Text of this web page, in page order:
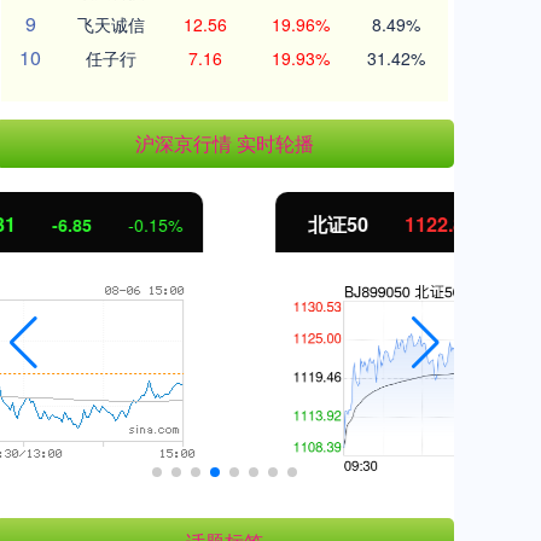
9 飞天诚信 12.56 19.96% 8.49%
10 任子行 7.16 19.93% 31.42%
沪深京行情 实时轮播
北证50 1122.88 0.30%